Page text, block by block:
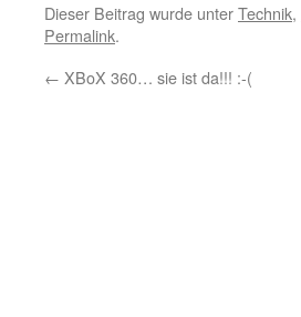
Dieser Beitrag wurde unterTechnik,
Permalink.
← XBoX 360… sie ist da!!! :-(